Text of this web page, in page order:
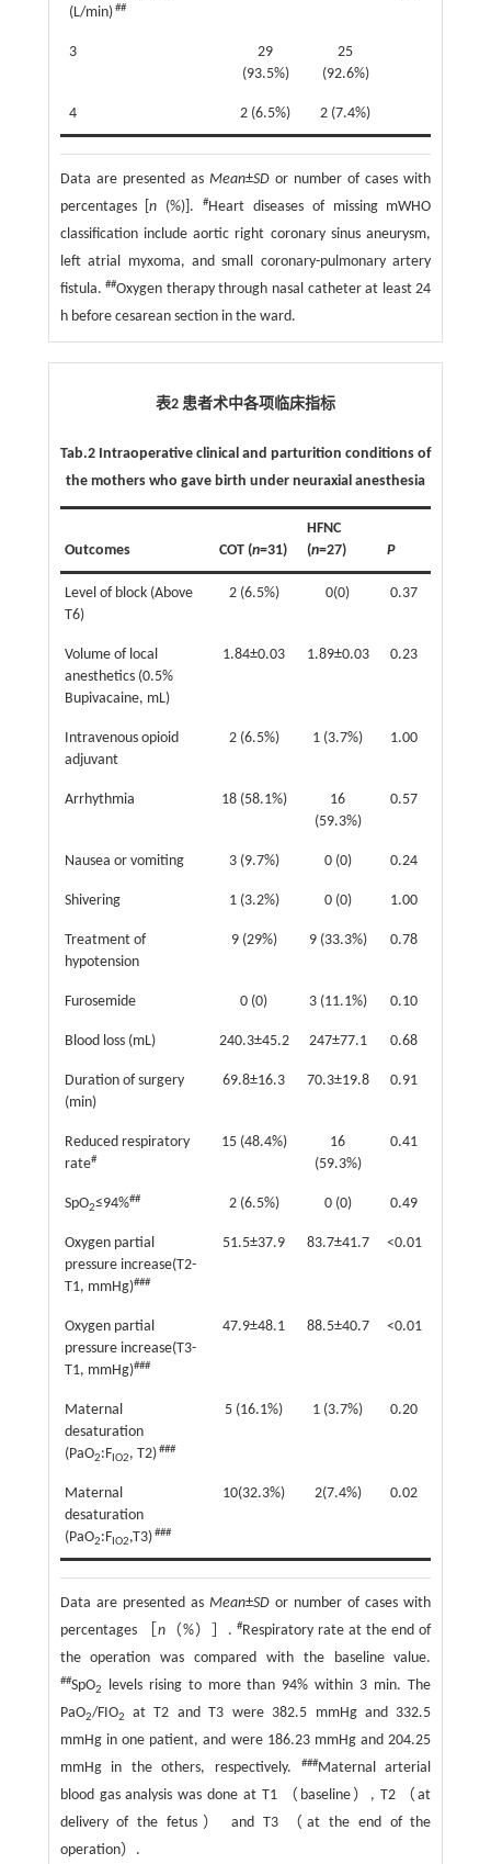
(L/min)##
3
29
(93.5%)
25
(92.6%)
4 2 (6.5%) 2 (7.4%)
Data are presented as Mean±SDor number of cases with
percentages [n (%)].#Heart diseases of missing mWHO
classification include aortic right coronary sinus aneurysm,
left atrial myxoma, and small coronary-pulmonary artery
fistula.##Oxygen therapy through nasal catheter at least 24
h before cesarean section in the ward.
表2 患者术中各项临床指标
Tab.2 Intraoperative clinical and parturition conditions of
the mothers who gave birth under neuraxial anesthesia
Outcomes COT (n=31)
HFNC
(n=27) P
Level of block (Above
T6)
2 (6.5%) 0(0) 0.37
Volume of local
anesthetics (0.5%
Bupivacaine, mL)
1.84±0.03 1.89±0.03 0.23
Intravenous opioid
adjuvant
2 (6.5%) 1 (3.7%) 1.00
Arrhythmia 18 (58.1%)
16
(59.3%)
0.57
Nausea or vomiting 3 (9.7%) 0 (0) 0.24
Shivering 1 (3.2%) 0 (0) 1.00
Treatment of
hypotension
9 (29%) 9 (33.3%) 0.78
Furosemide 0 (0) 3 (11.1%) 0.10
Blood loss (mL) 240.3±45.2 247±77.1 0.68
Duration of surgery
(min)
69.8±16.3 70.3±19.8 0.91
Reduced respiratory
rate#
15 (48.4%)
16
(59.3%)
0.41
SpO2≤94%## 2 (6.5%) 0 (0) 0.49
Oxygen partial
pressure increase(T2-
T1, mmHg)###
51.5±37.9 83.7±41.7 <0.01
Oxygen partial
pressure increase(T3-
T1, mmHg)###
47.9±48.1 88.5±40.7 <0.01
Maternal
desaturation
(PaO2:F IO2, T2)###
5 (16.1%) 1 (3.7%) 0.20
Maternal
desaturation
(PaO2:F IO2,T3)###
10(32.3%) 2(7.4%) 0.02
Data are presented as Mean±SDor number of cases with
percentages ［ n（%）］.#Respiratory rate at the end of
the operation was compared with the baseline value.
##SpO2
levels rising to more than 94% within 3 min. The
PaO2/FIO2
at T2 and T3 were 382.5 mmHg and 332.5
mmHg in one patient, and were 186.23 mmHg and 204.25
mmHg in the others, respectively.
###Maternal arterial
blood gas analysis was done at T1 （baseline）, T2 （at
delivery of the fetus） and T3 （at the end of the
operation）.